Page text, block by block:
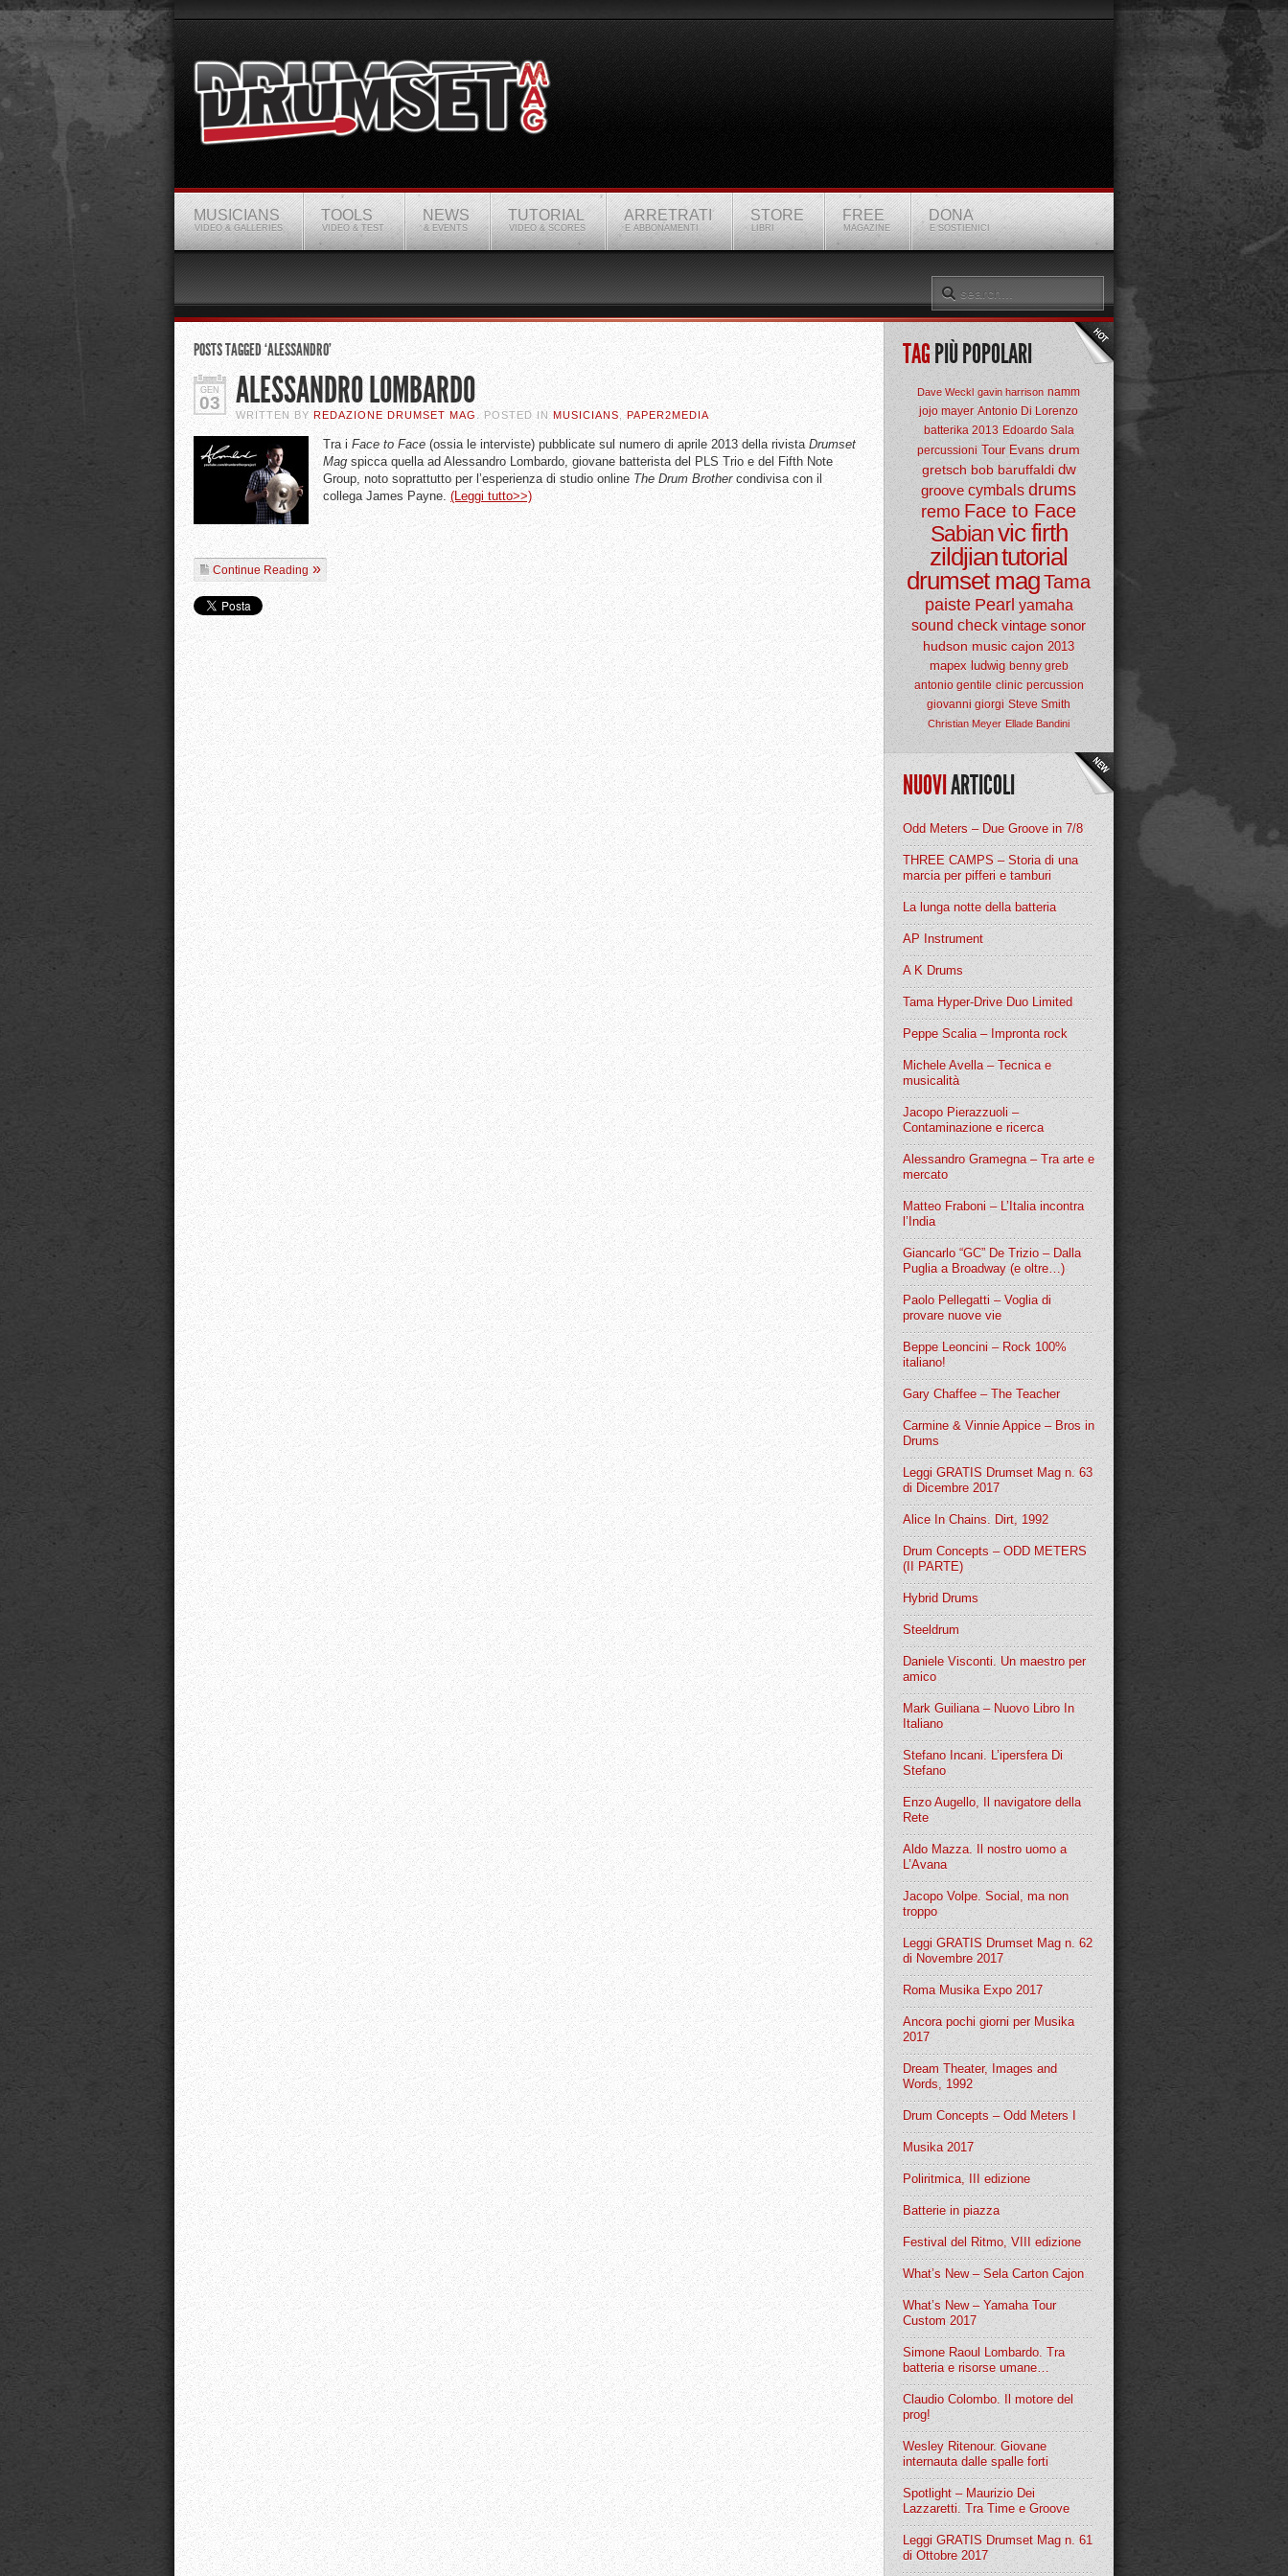
MUSICIANS
VIDEO & GALLERIES
TOOLS
VIDEO & TEST
NEWS
& EVENTS
TUTORIAL
VIDEO & SCORES
ARRETRATI
E ABBONAMENTI
STORE
LIBRI
FREE
MAGAZINE
DONA
E SOSTIENICI
POSTS TAGGED ‘ALESSANDRO’
GEN
03 ALESSANDRO LOMBARDO
WRITTEN BY REDAZIONE DRUMSET MAG . POSTED INMUSICIANS ,PAPER2MEDIA
Tra iFace to Face (ossia le interviste) pubblicate sul numero di aprile 2013 della rivista Drumset
Mag spicca quella ad Alessandro Lombardo, giovane batterista del PLS Trio e del Fifth Note
Group, noto soprattutto per l’esperienza di studio online The Drum Brothercondivisa con il
collega James Payne. (Leggi tutto>>)
Continue Reading
TAGPIÙ POPOLARI
Dave Weckl gavin harrison namm
jojo mayer Antonio Di Lorenzo
batterika 2013 Edoardo Sala
percussioni Tour Evans drum
gretsch bob baruffaldi dw
groove cymbals drums
remo Face to Face
Sabianvic firth
zildjiantutorial
drumset magTama
paiste Pearl yamaha
sound check vintage sonor
hudson music cajon 2013
mapex ludwig benny greb
antonio gentile clinic percussion
giovanni giorgi Steve Smith
Christian Meyer Ellade Bandini
NUOVIARTICOLI
Odd Meters – Due Groove in 7/8
THREE CAMPS – Storia di una
marcia per pifferi e tamburi
La lunga notte della batteria
AP Instrument
A K Drums
Tama Hyper-Drive Duo Limited
Peppe Scalia – Impronta rock
Michele Avella – Tecnica e
musicalità
Jacopo Pierazzuoli –
Contaminazione e ricerca
Alessandro Gramegna – Tra arte e
mercato
Matteo Fraboni – L’Italia incontra
l’India
Giancarlo “GC” De Trizio – Dalla
Puglia a Broadway (e oltre…)
Paolo Pellegatti – Voglia di
provare nuove vie
Beppe Leoncini – Rock 100%
italiano!
Gary Chaffee – The Teacher
Carmine & Vinnie Appice – Bros in
Drums
Leggi GRATIS Drumset Mag n. 63
di Dicembre 2017
Alice In Chains. Dirt, 1992
Drum Concepts – ODD METERS
(II PARTE)
Hybrid Drums
Steeldrum
Daniele Visconti. Un maestro per
amico
Mark Guiliana – Nuovo Libro In
Italiano
Stefano Incani. L’ipersfera Di
Stefano
Enzo Augello, Il navigatore della
Rete
Aldo Mazza. Il nostro uomo a
L’Avana
Jacopo Volpe. Social, ma non
troppo
Leggi GRATIS Drumset Mag n. 62
di Novembre 2017
Roma Musika Expo 2017
Ancora pochi giorni per Musika
2017
Dream Theater, Images and
Words, 1992
Drum Concepts – Odd Meters I
Musika 2017
Poliritmica, III edizione
Batterie in piazza
Festival del Ritmo, VIII edizione
What’s New – Sela Carton Cajon
What’s New – Yamaha Tour
Custom 2017
Simone Raoul Lombardo. Tra
batteria e risorse umane…
Claudio Colombo. Il motore del
prog!
Wesley Ritenour. Giovane
internauta dalle spalle forti
Spotlight – Maurizio Dei
Lazzaretti. Tra Time e Groove
Leggi GRATIS Drumset Mag n. 61
di Ottobre 2017